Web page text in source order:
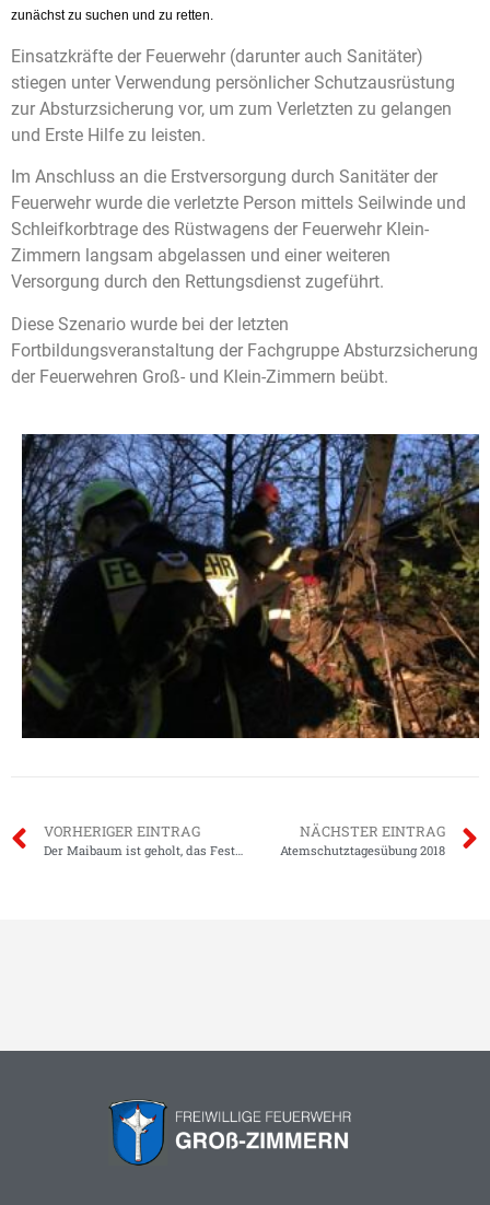
zunächst zu suchen und zu retten.
Einsatzkräfte der Feuerwehr (darunter auch Sanitäter)
stiegen unter Verwendung persönlicher Schutzausrüstung
zur Absturzsicherung vor, um zum Verletzten zu gelangen
und Erste Hilfe zu leisten.
Im Anschluss an die Erstversorgung durch Sanitäter der
Feuerwehr wurde die verletzte Person mittels Seilwinde und
Schleifkorbtrage des Rüstwagens der Feuerwehr Klein-
Zimmern langsam abgelassen und einer weiteren
Versorgung durch den Rettungsdienst zugeführt.
Diese Szenario wurde bei der letzten
Fortbildungsveranstaltung der Fachgruppe Absturzsicherung
der Feuerwehren Groß- und Klein-Zimmern beübt.
VORHERIGER EINTRAG
Der Maibaum ist geholt, das Fest kann kommen
NÄCHSTER EINTRAG
Atemschutztagesübung 2018